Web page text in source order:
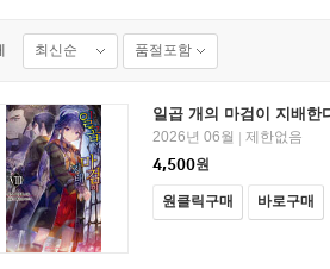
최신순 품절포함
일곱 개의 마검이 지배한
2026년 06월
제한없음
4,500원
원클릭구매 바로구매